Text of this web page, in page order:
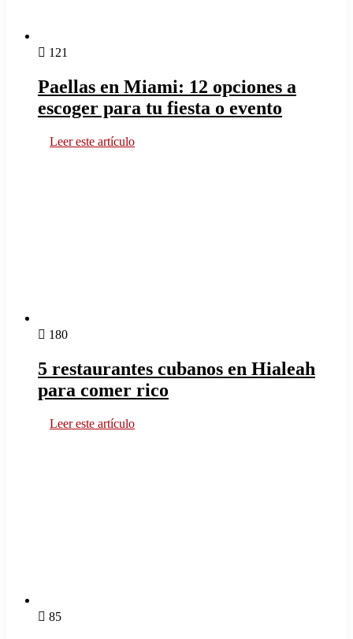
121
Paellas en Miami: 12 opciones a
escoger para tu fiesta o evento
Leer este artículo
180
5 restaurantes cubanos en Hialeah
para comer rico
Leer este artículo
85